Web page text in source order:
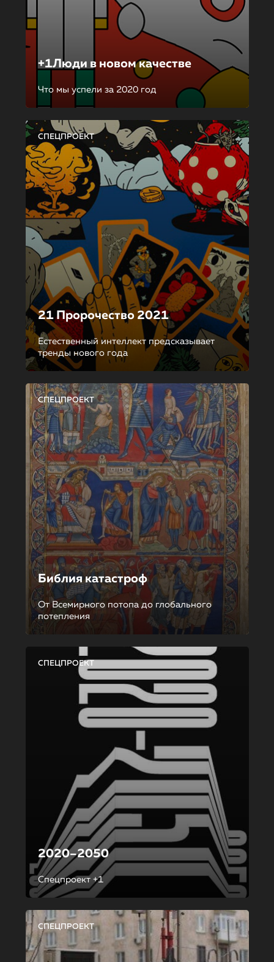
+1Люди в новом качестве
Что мы успели за 2020 год
СПЕЦПРОЕКТ
21 Пророчество 2021
Естественный интеллект предсказывает
тренды нового года
СПЕЦПРОЕКТ
Библия катастроф
От Всемирного потопа до глобального
потепления
СПЕЦПРОЕКТ
2020–2050
Спецпроект +1
СПЕЦПРОЕКТ